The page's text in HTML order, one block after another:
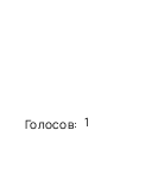
Голосов: 1